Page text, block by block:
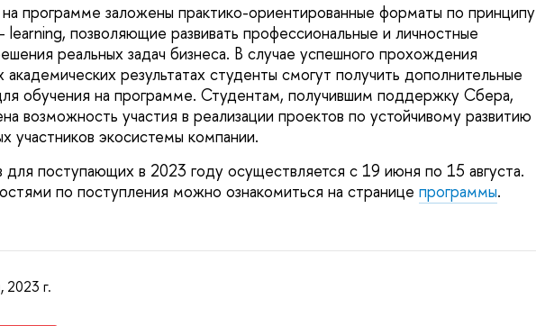
программе заложены практико-ориентированные форматы по принципу
позволяющие развивать профессиональные и личностные
реальных задач бизнеса. В случае успешного прохождения
академических результатах студенты смогут получить дополнительные
обучения на программе. Студентам, получившим поддержку Сбера,
возможность участия в реализации проектов по устойчивому развитию
участников экосистемы компании.
поступающих в 2023 году осуществляется с 19 июня по 15 августа.
по поступления можно ознакомиться на странице программы.
2023 г.